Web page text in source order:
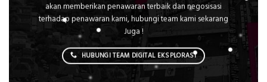
akan memberikan penawaran terbaik dan negosisasi
terhadap penawaran kami, hubungi team kami sekarang
Juga !
HUBUNGI TEAM DIGITAL EKSPLORASI